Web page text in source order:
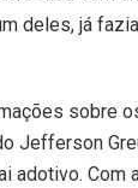
deles, já
sobre
Jefferson
adotivo. Com